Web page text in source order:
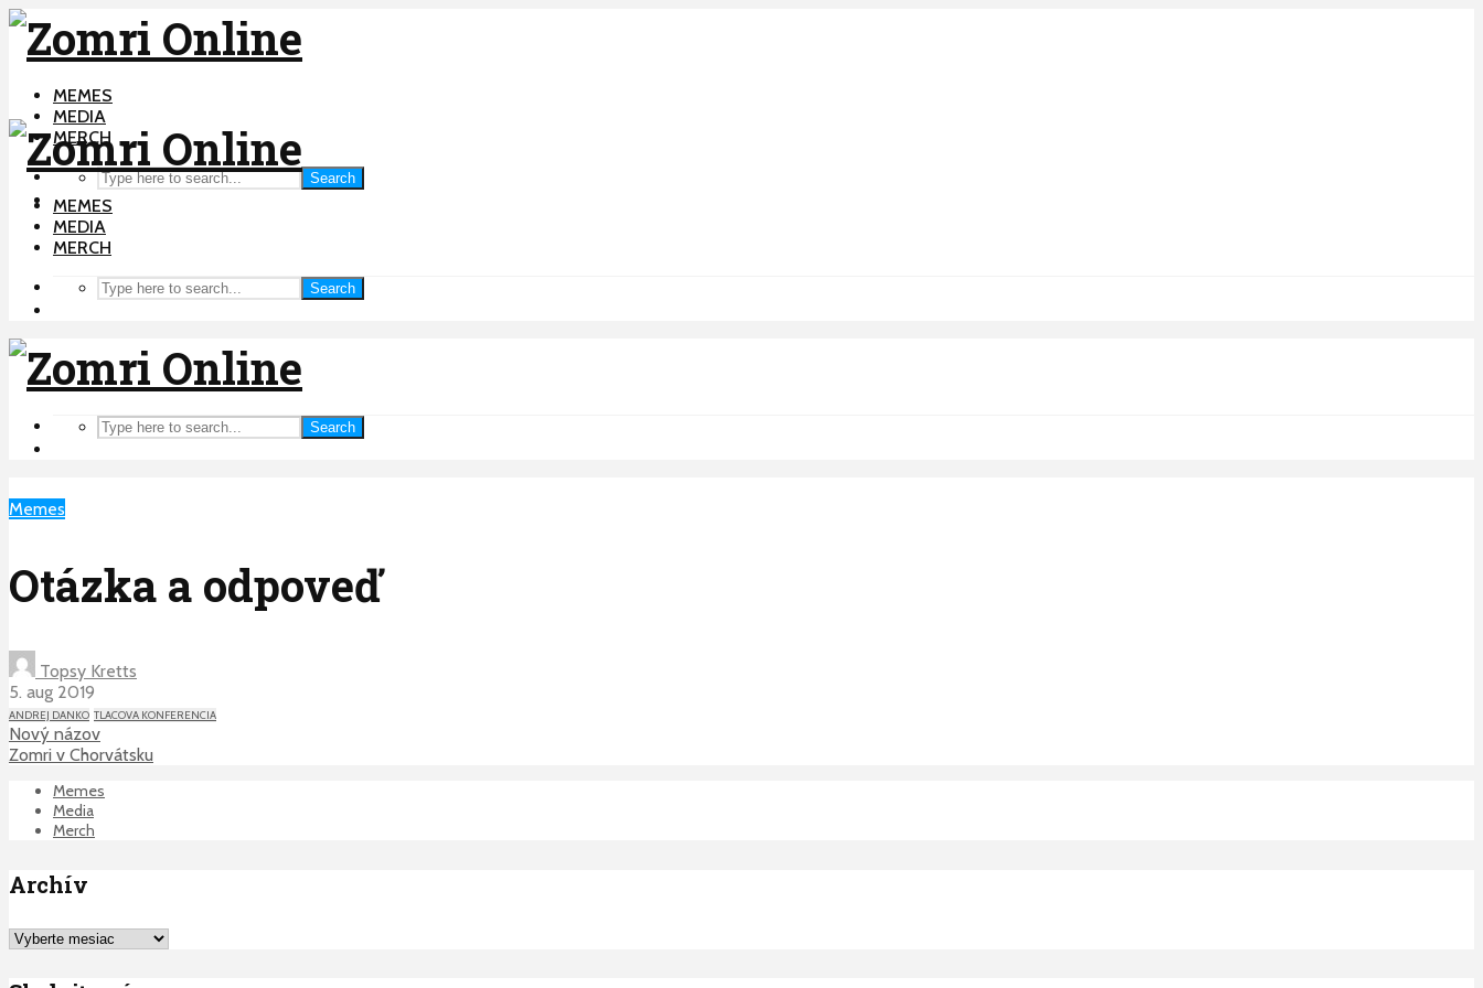
MEMES
MEDIA
MERCH
Search
MEMES
MEDIA
MERCH
Search
Search
Memes
Otázka a odpoveď
Topsy Kretts
5. aug 2019
ANDREJ DANKO TLACOVA KONFERENCIA
Nový názov
Zomri v Chorvátsku
Memes
Media
Merch
Archív
Archív